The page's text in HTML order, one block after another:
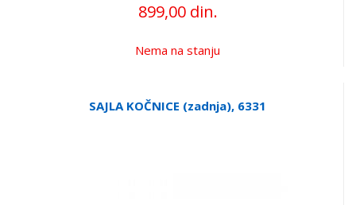
899,00 din.
Nema na stanju
SAJLA KOČNICE (zadnja), 6331